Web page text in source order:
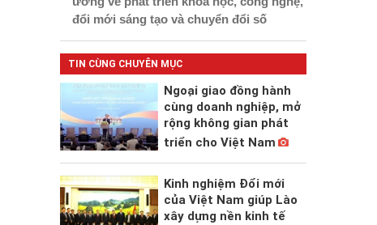
đổi mới sáng tạo và chuyển đổi số
TIN CÙNG CHUYÊN MỤC
Ngoại giao đồng hành
cùng doanh nghiệp, mở
rộng không gian phát
triển cho Việt Nam
Kinh nghiệm Đổi mới
của Việt Nam giúp Lào
xây dựng nền kinh tế